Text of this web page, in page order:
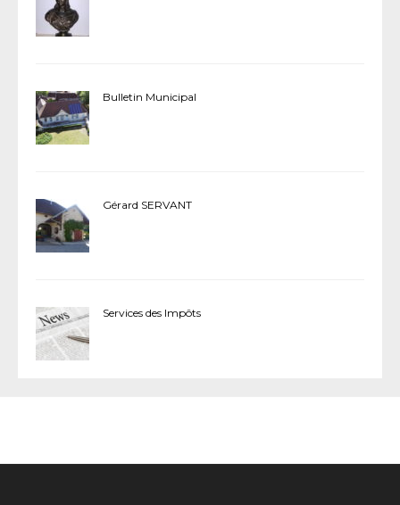
Bulletin Municipal
Gérard SERVANT
Services des Impôts